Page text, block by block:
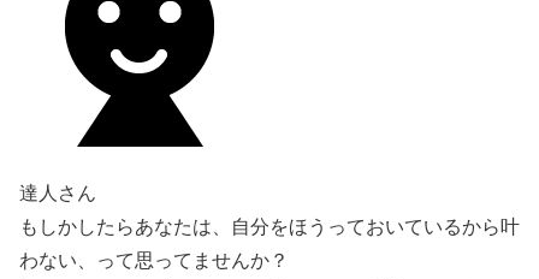
達人さん
もしかしたらあなたは、自分をほうっておいているから叶
わない、って思ってませんか？